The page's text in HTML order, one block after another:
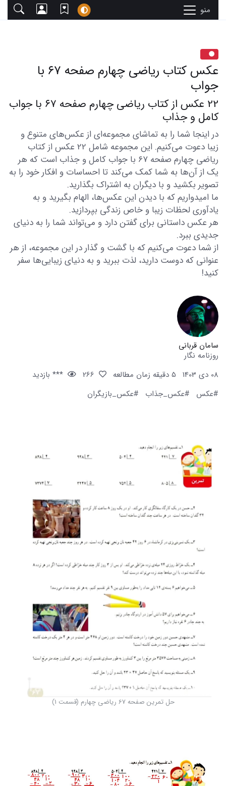
منو
عکس کتاب ریاضی چهارم صفحه ۶۷ با
جواب
22 عکس از کتاب ریاضی چهارم صفحه ۶۷ با جواب
کامل و جذاب
در اینجا شما را به تماشای مجموعه‌ای از عکس‌های متنوع و
زیبا دعوت می‌کنیم. این مجموعه شامل 22 عکس از کتاب
ریاضی چهارم صفحه ۶۷ با جواب کامل و جذاب است که هر
یک از آن‌ها به شما کمک می‌کند تا احساسات و افکار خود را به
تصویر بکشید و با دیگران به اشتراک بگذارید.
ما امیدواریم که با دیدن این عکس‌ها، الهام بگیرید و به
یادآوری لحظات زیبا و خاص زندگی بپردازید.
هر عکس داستانی برای گفتن دارد و می‌تواند شما را به دنیای
جدیدی ببرد.
از شما دعوت می‌کنیم که با گشت و گذار در این مجموعه، از هر
عنوانی که دوست دارید، لذت ببرید و به دنیای زیبایی‌ها سفر
کنید!
سامان قربانی
روزنامه نگار
08 دی 1403
5 دقیقه زمان مطالعه
*** بازدید
#عکس
#عکس_جذاب #عکس_بازیگران
حل تمرین صفحه 67 ریاضی چهارم (قسمت 1)